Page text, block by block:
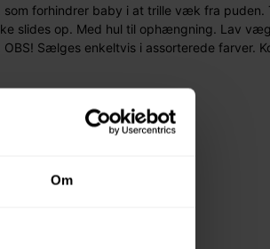
Om
forhindrer baby i at trille væk fra puden.
slides op. Med hul til ophængning. Lav
Sælges enkeltvis i assorterede farver.